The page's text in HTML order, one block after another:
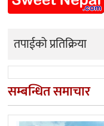
तपाईको प्रतिक्रिया
सम्बन्धित समाचार